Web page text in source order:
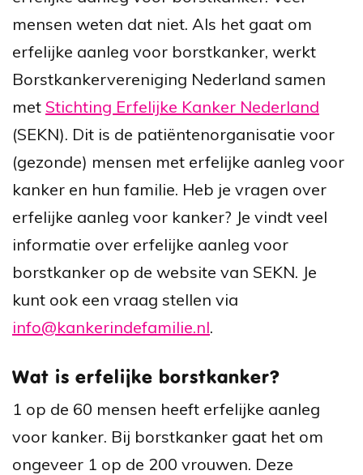
mensen weten dat niet. Als het gaat om
erfelijke aanleg voor borstkanker, werkt
Borstkankervereniging Nederland samen
met Stichting Erfelijke Kanker Nederland
(SEKN). Dit is de patiëntenorganisatie voor
(gezonde) mensen met erfelijke aanleg voor
kanker en hun familie. Heb je vragen over
erfelijke aanleg voor kanker? Je vindt veel
informatie over erfelijke aanleg voor
borstkanker op de website van SEKN. Je
kunt ook een vraag stellen via
info@kankerindefamilie.nl.
Wat is erfelijke borstkanker?
1 op de 60 mensen heeft erfelijke aanleg
voor kanker. Bij borstkanker gaat het om
ongeveer 1 op de 200 vrouwen. Deze